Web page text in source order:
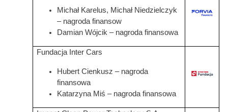
Michał Karelus, Michał Niedzielczyk
– nagroda finansow
Damian Wójcik – nagroda finansowa
Grafika
Fundacja Inter Cars
Hubert Cienkusz – nagroda
finansowa
Katarzyna Miś – nagroda finansowa
Grafika